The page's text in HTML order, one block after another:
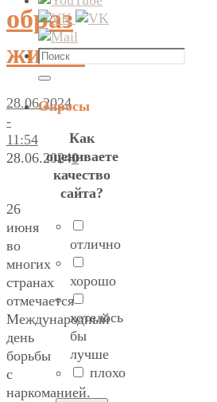
образ
жизни
28.06.2024
-
11:54
28.06.20240
26
июня
во
многих
странах
отмечается
Международный
день
борьбы
с
наркоманией.
Что
искать:
Поиск
Опросы
Как
оцениваете
качество
сайта?
отлично
хорошо
хотелось
бы
лучше
плохо